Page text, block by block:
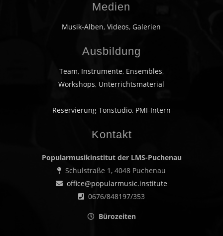
Medien
Musik-Alben,Videos,Galerien
Ausbildung
Team, Instrumente, Ensembles,
Workshops, Unterrichtsmaterial
Reservierung Tonstudio, PMI-Intern
Kontakt
Popularmusikinstitut der LMS-Puchenau
Schulstraße 1, 4048 Puchenau
office@popularmusic.institute
0676/848197/353
Bürozeiten